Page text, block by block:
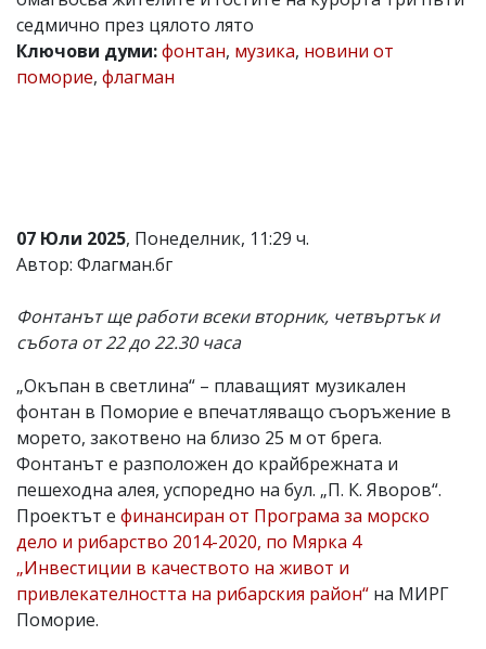
Коментарите
под
статиите
се
отговорност
за
тях!
откриете
обиден
за
коментар,
моля
сигнализирайте
седмично през цялото лято
Ключови думи:фонтан, музика, новини от
поморие, флагман
07 Юли 2025, Понеделник, 11:29 ч.
Автор: Флагман.бг
Фонтанът ще работи всеки вторник, четвъртък и
събота от 22 до 22.30 часа
„Окъпан в светлина“ – плаващият музикален
фонтан в Поморие е впечатляващо съоръжение в
морето, закотвено на близо 25 м от брега.
Фонтанът е разположен до крайбрежната и
пешеходна алея, успоредно на бул. „П. К. Яворов“.
Проектът е финансиран от Програма за морско
дело и рибарство 2014-2020, по Мярка 4
„Инвестиции в качеството на живот и
привлекателността на рибарския район“ на МИРГ
Поморие.